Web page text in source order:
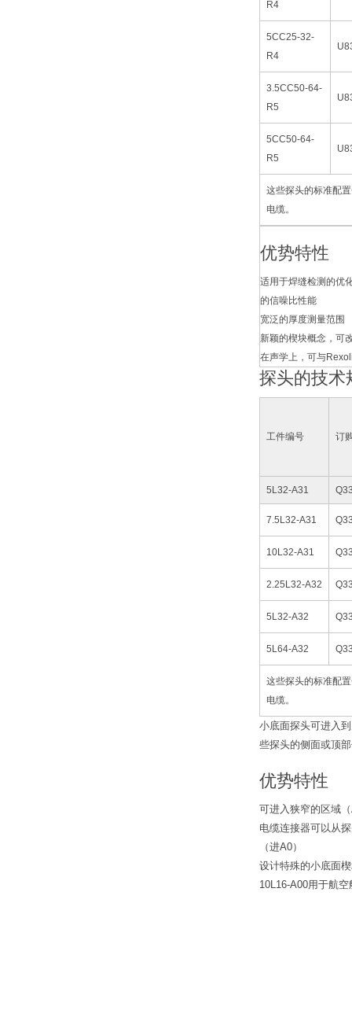
R4
5CC25-32-
R4
3.5CC50-64-
R5
5CC50-64-
R5
这些探头的标准配
电缆。
优势特性
适用于焊缝检测的优
的信噪比性能
宽泛的厚度测量范围
新颖的楔块概念，可
在声学上，可与
探头的技术
工件编号 订
5L32-A31
7.5L32-A31
10L32-A31
2.25L32-A32
5L32-A32
5L64-A32
这些探头的标准配
电缆。
小底面探头可进入
些探头的侧面或顶
优势特性
可进入狭窄的区域
电缆连接器可以从
（进A0）
设计特殊的小底面
10L16-A00用于航